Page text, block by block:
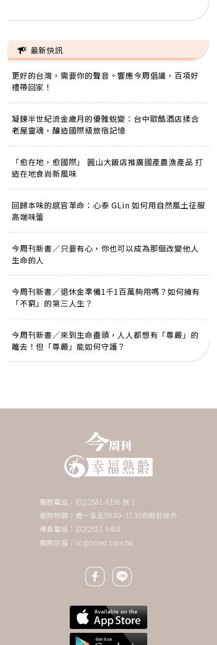
最新快訊
更好的台灣，需要你的聲音。響應今周倡議，百項好
禮帶回家！
凝鍊半世紀流金歲月的優雅蛻變：台中歐酷酒店揉合
老屋靈魂，釀造國際級旅宿記憶
「愈在地，愈國際」 圓山大飯店推廣國產農漁產品 打
造在地食尚新風味
回歸本味的感官革命：心泰 GLin 如何用自然風土征服
高端味蕾
今周刊新書／只要有心，你也可以成為那個改變他人
生命的人
今周刊新書／退休金準備1千1百萬夠用嗎？如何擁有
「不窮」的第三人生？
今周刊新書／來到生命盡頭，人人都想有「尊嚴」的
離去！但「尊嚴」能如何守護？
服務電話：(02)2581-6196 按 1
服務時間：週一至五09:00~17:30例假日除外
傳真電話：(02)2531-6438
服務信箱： cc@btnet.com.tw
Facebook icon
Line icon